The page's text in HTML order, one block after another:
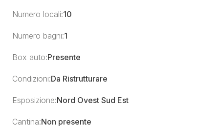
Numero locali:10
Numero bagni:1
Box auto:Presente
Condizioni:Da Ristrutturare
Esposizione:Nord Ovest Sud Est
Cantina:Non presente